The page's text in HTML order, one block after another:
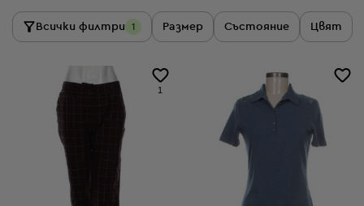
Всички филтри 1 Размер Състояние Цвят
1